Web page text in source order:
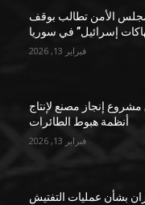
الأمن تطالب بوقف
إسرائيل” في سوريا
فبراير 13, 2026
إنجاز مصنع لإنتاج
أنظمة هبوط الطائرات
فبراير 13, 2026
بشأن عمليات التفتيش